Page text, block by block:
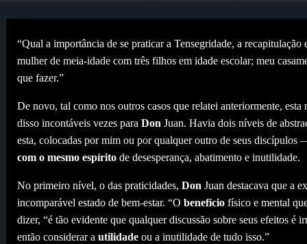
“Qual a importância de se praticar a Tensegridade, a
mulher de meia-idade com três filhos em idade escolar; meu
que fazer.”
De novo, tal como nos outros casos que relatei anteriormente,
disso incontáveis vezes para Don Juan. Havia dois níveis de
esta, colocadas por mim ou por qualquer outro de seus
com o mesmo espíritode desesperança, abatimento e inutilidade.
No primeiro nível, o das praticidades, Don Juan destacava que a
incomparável estado de bem-estar. “O benefíciofísico e mental
dizer, “é tão evidente que qualquer discussão sobre seus efeitos é
então considerar a utilidadeou a inutilidade de tudo isso.”